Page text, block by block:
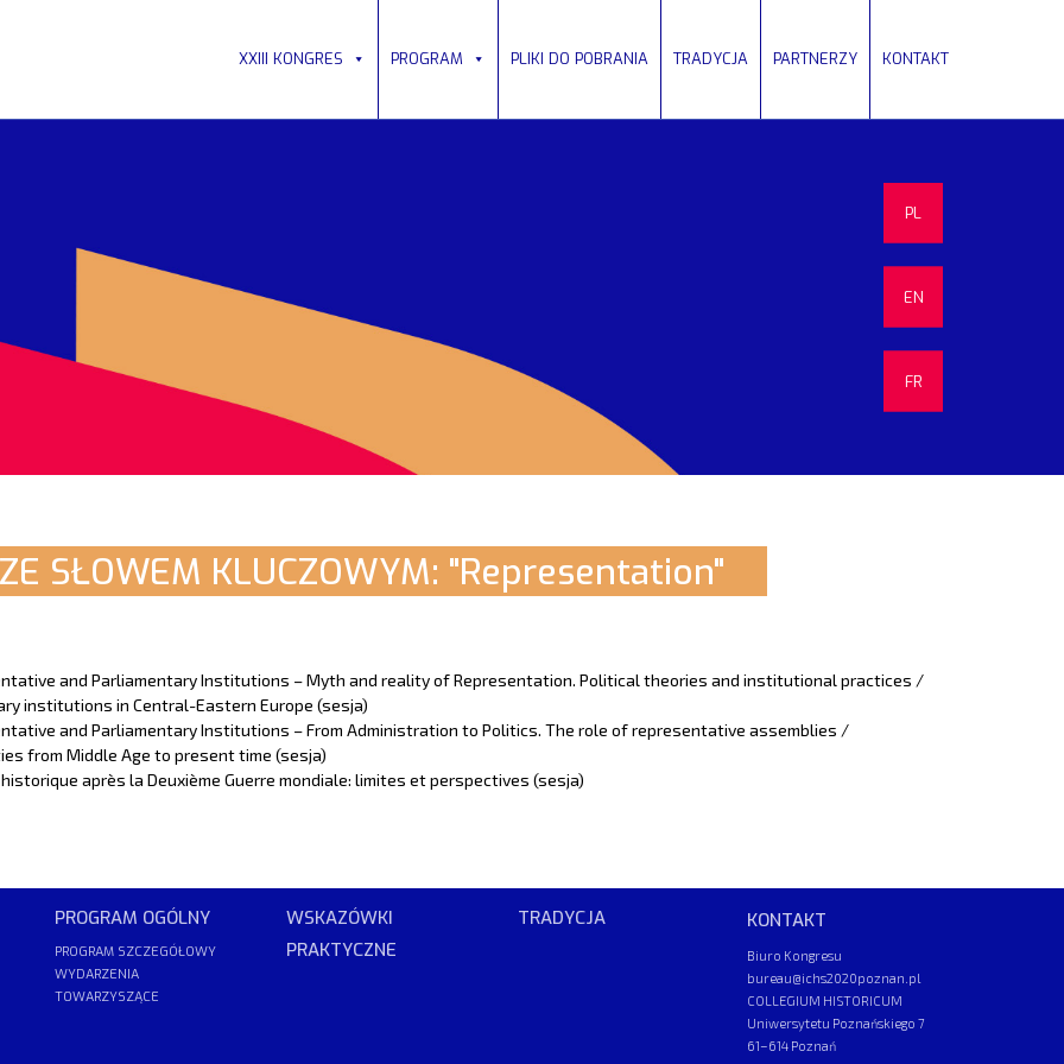
XXIII KONGRES PROGRAM PLIKI DO POBRANIA TRADYCJA PARTNERZY KONTAKT
PL
EN
FR
SŁOWEM KLUCZOWYM: "Representation"
and Parliamentary Institutions – Myth and reality of Representation. Political theories and institutional practices /
institutions in Central-Eastern Europe (sesja)
and Parliamentary Institutions – From Administration to Politics. The role of representative assemblies /
from Middle Age to present time (sesja)
après la Deuxième Guerre mondiale: limites et perspectives (sesja)
PROGRAM OGÓLNY
PROGRAM SZCZEGÓŁOWY
WYDARZENIA
TOWARZYSZĄCE
WSKAZÓWKI
PRAKTYCZNE
TRADYCJA KONTAKT
Biuro Kongresu
bureau@ichs2020poznan.pl
COLLEGIUM HISTORICUM
Uniwersytetu Poznańskiego 7
61–614 Poznań